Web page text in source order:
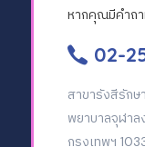
หากคุณมีคำถ
02-
สาขารังสีรักษ
พยาบาลจุฬา
กรุงเทพฯ